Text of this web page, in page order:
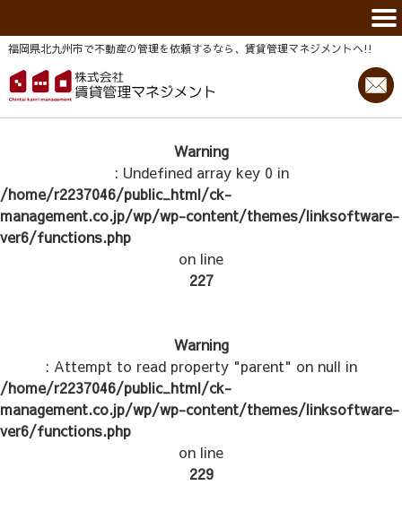
福岡県北九州市で不動産の管理を依頼するなら、賃貸管理マネジメントヘ!!
Warning
: Undefined array key 0 in
/home/r2237046/public_html/ck-
management.co.jp/wp/wp-content/themes/linksoftware-
ver6/functions.php
on line
227
Warning
: Attempt to read property "parent" on null in
/home/r2237046/public_html/ck-
management.co.jp/wp/wp-content/themes/linksoftware-
ver6/functions.php
on line
229